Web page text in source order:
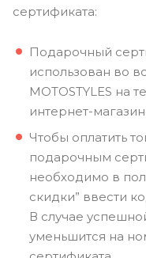
сертификата:
Подарочный
использован во
MOTOSTYLES на
интернет-
Чтобы оплатить
подарочным
необходимо в
скидки” ввести
В случае
уменьшится на